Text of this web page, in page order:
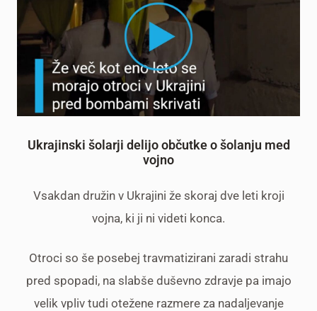
Ukrajinski šolarji delijo občutke o šolanju med
vojno
Vsakdan družin v Ukrajini že skoraj dve leti kroji
vojna, ki ji ni videti konca.
Otroci so še posebej travmatizirani zaradi strahu
pred spopadi, na slabše duševno zdravje pa imajo
velik vpliv tudi otežene razmere za nadaljevanje